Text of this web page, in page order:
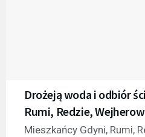
Drożeją woda i odbiór
Rumi, Redzie,
Mieszkańcy Gdyni, Rumi,